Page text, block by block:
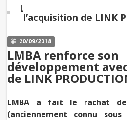
LMBA renforce son
l’acquisition de LINK
20/09/2018
LMBA renforce son
développement
de LINK
LMBA a fait le rachat de
(anciennement connu